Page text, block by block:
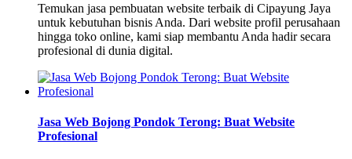
Temukan jasa pembuatan website terbaik di Cipayung Jaya
untuk kebutuhan bisnis Anda. Dari website profil perusahaan
hingga toko online, kami siap membantu Anda hadir secara
profesional di dunia digital.
Jasa Web Bojong Pondok Terong: Buat Website
Profesional